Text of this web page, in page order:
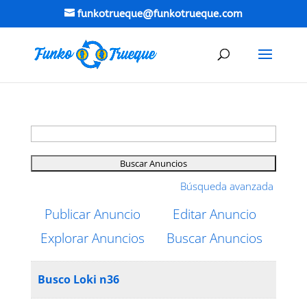
funkotrueque@funkotrueque.com
Buscar:
Búsqueda avanzada
Publicar Anuncio
Editar Anuncio
Explorar Anuncios
Buscar Anuncios
Busco Loki n36